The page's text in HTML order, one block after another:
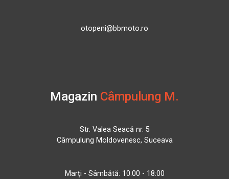
otopeni@bbmoto.ro
Magazin Câmpulung M.
Str. Valea Seacă nr. 5
Câmpulung Moldovenesc, Suceava
Marți - Sâmbătă: 10:00 - 18:00